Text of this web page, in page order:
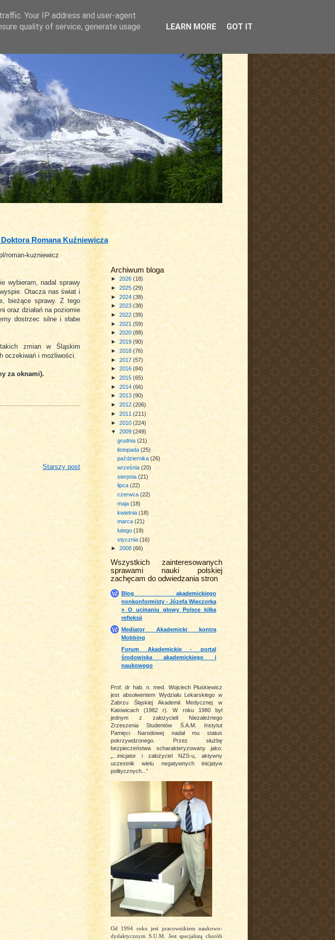
Romana Kuźniewicza
roman-kuzniewicz
Archiwum bloga
► 2026 (18)
► 2025 (29)
► 2024 (38)
► 2023 (38)
► 2022 (39)
► 2021 (59)
► 2020 (88)
► 2019 (90)
► 2018 (76)
► 2017 (57)
► 2016 (84)
► 2015 (65)
► 2014 (66)
► 2013 (90)
► 2012 (206)
► 2011 (211)
► 2010 (224)
▼ 2009 (249)
grudnia(21)
listopada(25)
października(26)
września(20)
sierpnia(21)
lipca(22)
czerwca(22)
maja(18)
kwietnia(18)
marca(21)
lutego(19)
stycznia(16)
► 2008 (66)
Wszystkich zainteresowanych
sprawami nauki polskiej
zachęcam do odwiedzania stron
Blog akademickiego
nonkonformisty - Józefa Wieczorka
» O ucinaniu głowy Polsce kilka
refleksji
Mediator Akademicki kontra
Mobbing
Forum Akademickie - portal
środowiska akademickiego i
naukowego
Prof. dr hab. n. med. Wojciech Pluskiewicz
jest absolwentem Wydziału Lekarskiego w
Zabrzu Śląskiej Akademii Medycznej w
Katowicach (1982 r). W roku 1980 był
jednym z założycieli Niezależnego
Zrzeszenia Studentów Ś.A.M. Instytut
Pamięci Narodowej nadał mu status
pokrzywdzonego. Przez służbę
bezpieczeństwa scharakteryzowany jako:
„...inicjator i założyciel NZS-u, aktywny
uczestnik wielu negatywnych inicjatyw
politycznych...”
Od 1994 roku jest pracownikiem naukowo-
dydaktycznym S.U.M. Jest specjalistą chorób
wybieram, nadal sprawy
Otacza nas świat i
bieżące sprawy. Z tego
oraz działań na poziomie
dostrzec silne i słabe
zmian w Śląskim
oczekiwań i możliwości.
za oknami).
Starszy post
Your IP address and user-agent
quality of service, generate usage
LEARN MORE GOT IT